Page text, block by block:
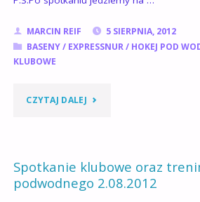
MARCIN REIF
5 SIERPNIA, 2012
BASENY/ EXPRESSNUR/ HOKEJ POD
KLUBOWE
CZYTAJ DALEJ"SPOTKANIE
TRENING
Spotkanie klubowe oraz
podwodnego 2.08.2012